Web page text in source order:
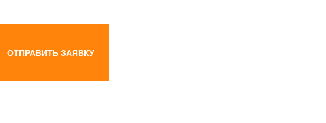
ОТПРАВИТЬ ЗАЯВКУ